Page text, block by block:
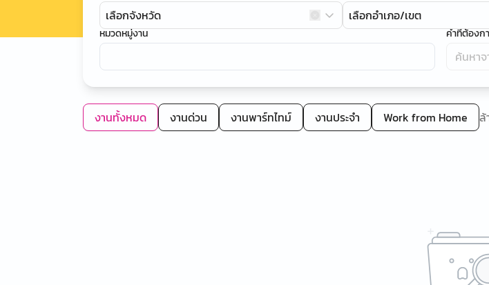
เลือกจังหวัด เลือกอำเภอ/เขต
หมวดหมู่งาน คำที่ต้องก
งานทั้งหมด งานด่วน งานพาร์ทไทม์ งานประจำ Work from Home ล้